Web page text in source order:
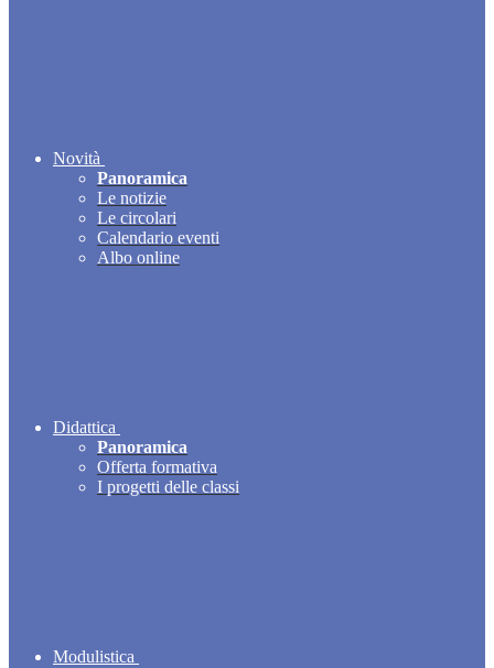
Novità
Panoramica
Le notizie
Le circolari
Calendario eventi
Albo online
Didattica
Panoramica
Offerta formativa
I progetti delle classi
Modulistica